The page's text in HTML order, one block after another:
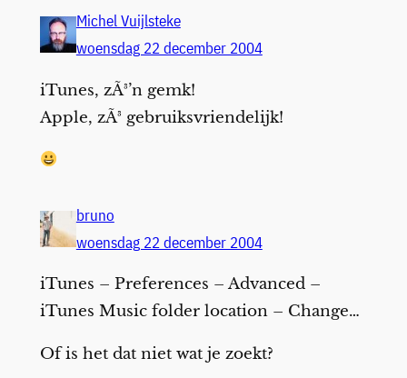
Michel Vuijlsteke
woensdag 22 december 2004
iTunes, zÃ³’n gemk!
Apple, zÃ³ gebruiksvriendelijk!
bruno
woensdag 22 december 2004
iTunes – Preferences – Advanced –
iTunes Music folder location – Change…
Of is het dat niet wat je zoekt?